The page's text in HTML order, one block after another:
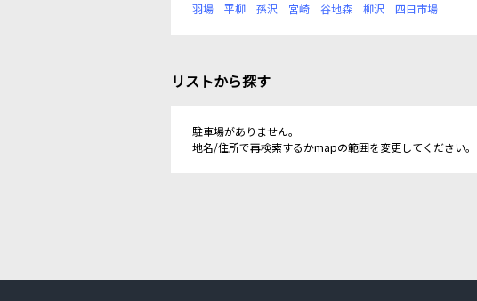
羽場
平柳 孫沢 宮崎 谷地森 柳沢 四日市場
リストから探す
駐車場がありません。
地名/住所で再検索するかmapの範囲を変更してください。